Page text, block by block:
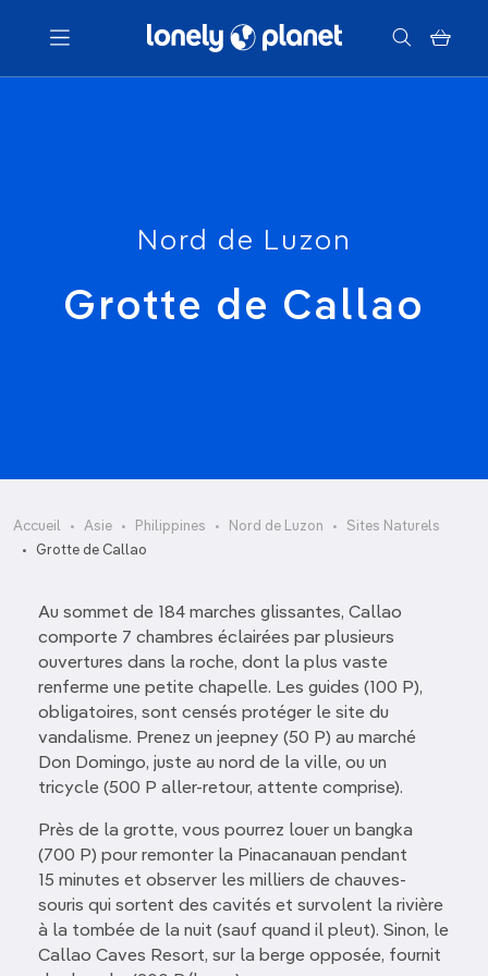
Menu
Nord de Luzon
Grotte de Callao
Accueil Asie Philippines Nord de Luzon
Sites Naturels
Grotte de Callao
Au sommet de 184 marches glissantes, Callao
comporte 7 chambres éclairées par plusieurs
ouvertures dans la roche, dont la plus vaste
renferme une petite chapelle. Les guides (100 P),
obligatoires, sont censés protéger le site du
vandalisme. Prenez un jeepney (50 P) au marché
Don Domingo, juste au nord de la ville, ou un
tricycle (500 P aller-retour, attente comprise).
Près de la grotte, vous pourrez louer un bangka
(700 P) pour remonter la Pinacanauan pendant
15 minutes et observer les milliers de chauves-
souris qui sortent des cavités et survolent la rivière
à la tombée de la nuit (sauf quand il pleut). Sinon, le
Callao Caves Resort, sur la berge opposée, fournit